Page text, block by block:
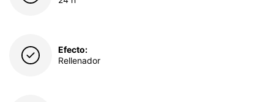
Efecto:
Rellenador